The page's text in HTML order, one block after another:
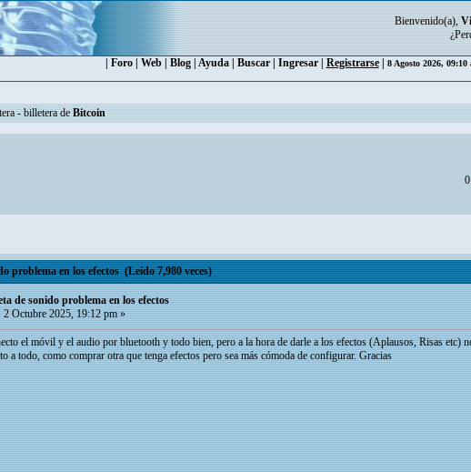
Bienvenido(a),
Foro| Web| Blog| Ayuda| Buscar| Ingresar| Registrarse| 8 Agosto 2026, 09:10
- billetera de Bitcoin
problema en los efectos (Leído 7,980 veces)
de sonido problema en los efectos
2 Octubre 2025, 19:12 pm »
el móvil y el audio por bluetooth y todo bien, pero a la hora de darle a los efectos (Aplausos, Risas etc)
a todo, como comprar otra que tenga efectos pero sea más cómoda de configurar. Gracias